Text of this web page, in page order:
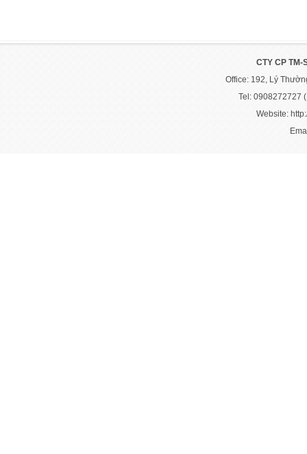
CTY CP TM-
Office: 192, Lý
Tel: 0908272727
Website: